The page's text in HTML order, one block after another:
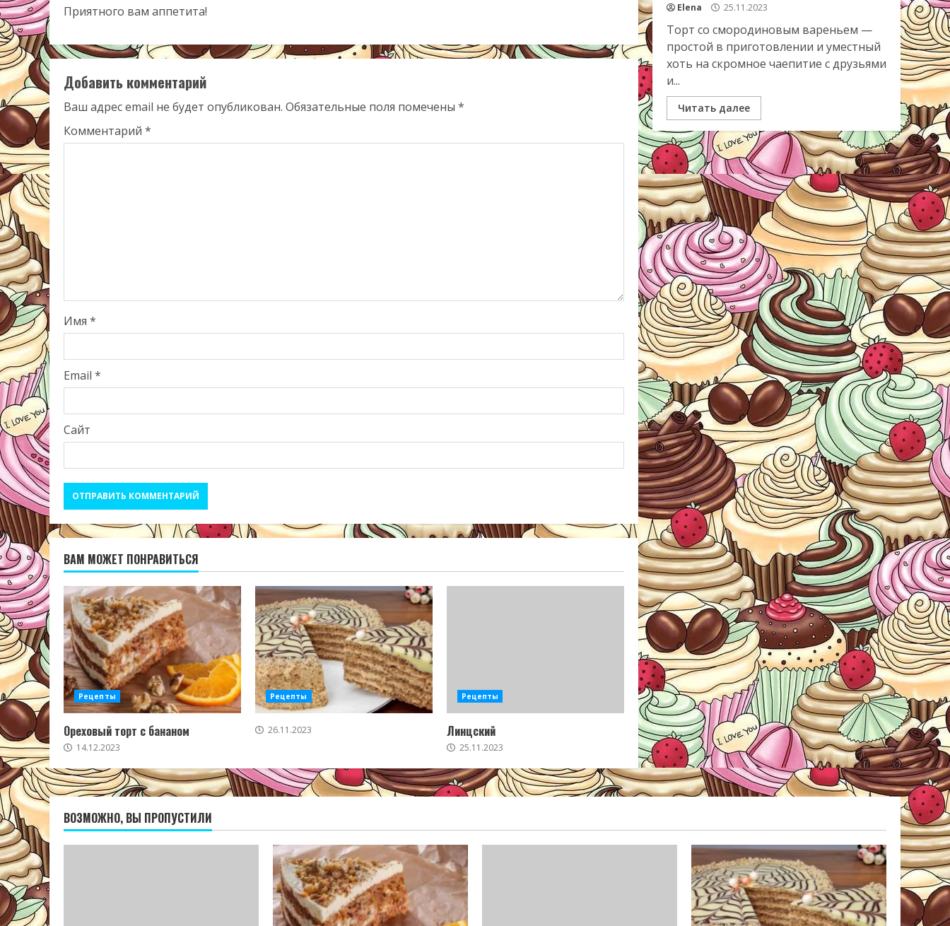
Приятного вам аппетита!
Добавить комментарий
Ваш адрес email не будет опубликован. Обязательные поля помечены *
Комментарий *
Имя *
Email *
Сайт
ВАМ МОЖЕТ ПОНРАВИТЬСЯ
Рецепты
Ореховый торт с бананом
14.12.2023
Рецепты
26.11.2023
Рецепты
Линцский
25.11.2023
Elena 25.11.2023
Торт со смородиновым вареньем —
простой в приготовлении и уместный
хоть на скромное чаепитие с друзьями
и...
Читать далее
ВОЗМОЖНО, ВЫ ПРОПУСТИЛИ